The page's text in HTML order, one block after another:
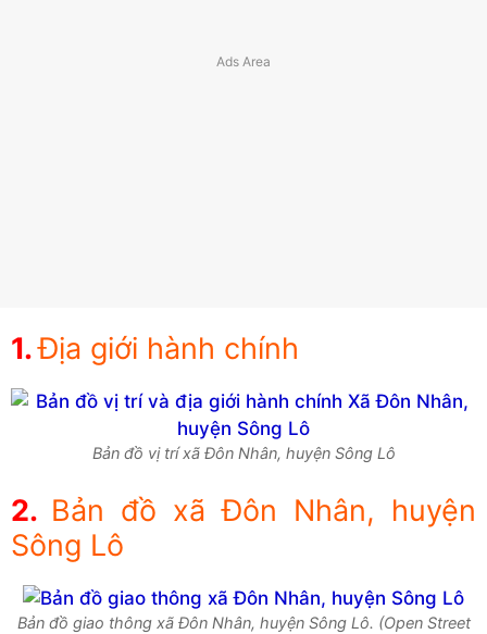
Địa giới hành chính
Bản đồ vị trí xã Đôn Nhân, huyện Sông Lô
Bản đồ xã Đôn Nhân, huyện
Sông Lô
Bản đồ giao thông xã Đôn Nhân, huyện Sông Lô. (Open Street